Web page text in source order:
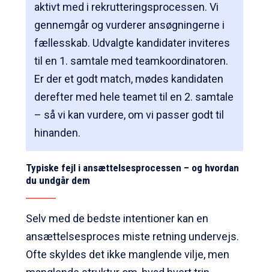
aktivt med i rekrutteringsprocessen. Vi
gennemgår og vurderer ansøgningerne i
fællesskab. Udvalgte kandidater inviteres
til en 1. samtale med teamkoordinatoren.
Er der et godt match, mødes kandidaten
derefter med hele teamet til en 2. samtale
– så vi kan vurdere, om vi passer godt til
hinanden.
Typiske fejl i ansættelsesprocessen – og hvordan
du undgår dem
Selv med de bedste intentioner kan en
ansættelsesproces miste retning undervejs.
Ofte skyldes det ikke manglende vilje, men